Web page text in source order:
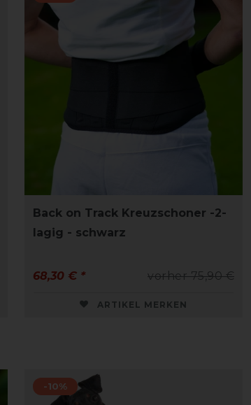
Back on Track Kreuzschoner -2-
lagig - schwarz
vorher 75,90 €
68,30 € *
ARTIKEL MERKEN
-10%